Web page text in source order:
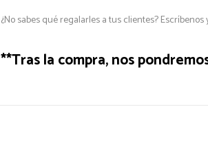
¿No sabes qué regalarles a tus clientes?
**Tras la compra, nos